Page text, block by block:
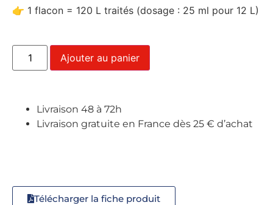
👉 1 flacon = 120 L traités (dosage : 25 ml pour 12 L)
Ajouter au panier
Livraison 48 à 72h
Livraison gratuite en France dès 25 € d’achat
Télécharger la fiche produit